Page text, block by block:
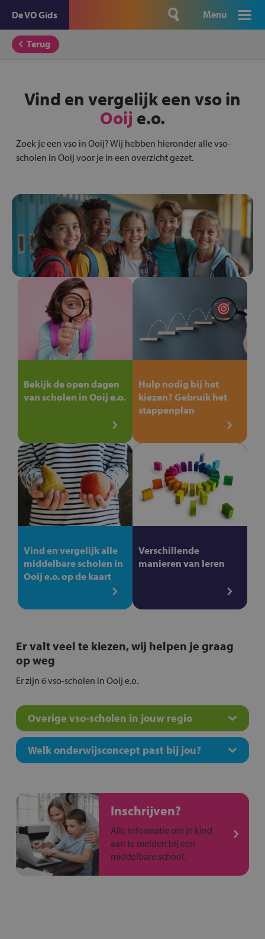
De VO Gids Menu
Terug
Vind en vergelijk een vso in
Ooij e.o.
Zoek je een vso in Ooij? Wij hebben hieronder alle vso-
scholen in Ooij voor je in een overzicht gezet.
Bekijk de open dagen
van scholen in Ooij e.o.
Hulp nodig bij het
kiezen? Gebruik het
stappenplan
Vind en vergelijk alle
middelbare scholen in
Ooij e.o. op de kaart
Verschillende
manieren van leren
Er valt veel te kiezen, wij helpen je graag
op weg
Er zijn 6 vso-scholen in Ooij e.o.
Overige vso-scholen in jouw regio
Welk onderwijsconcept past bij jou?
Inschrijven?
Alle informatie om je kind
aan te melden bij een
middelbare school.